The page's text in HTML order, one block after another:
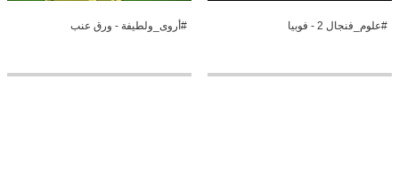
#علوم_فنجال 2 - فوبيا #أروى_ولطيفة - ورق عنب